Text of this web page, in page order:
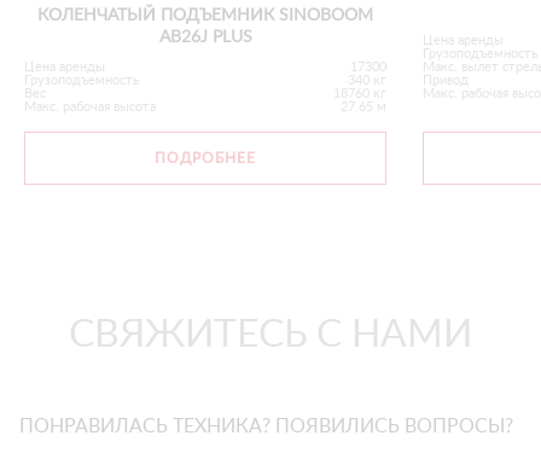
КОЛЕНЧАТЫЙ ПОДЪЕМНИК SINOBOOM
AB26J PLUS
Цена аренды
17300
Грузоподъемность
340 кг
Вес
18760 кг
Макс. рабочая высота
27.65 м
ПОДРОБНЕЕ
Цена аренды
Грузоподъемность
Макс. вылет
Привод
Макс. рабочая
СВЯЖИТЕСЬ С НАМИ
ПОНРАВИЛАСЬ ТЕХНИКА? ПОЯВИЛИСЬ ВОПРОСЫ?